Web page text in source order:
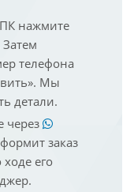
нажмите
телефона
Мы
детали.
через
заказ
его